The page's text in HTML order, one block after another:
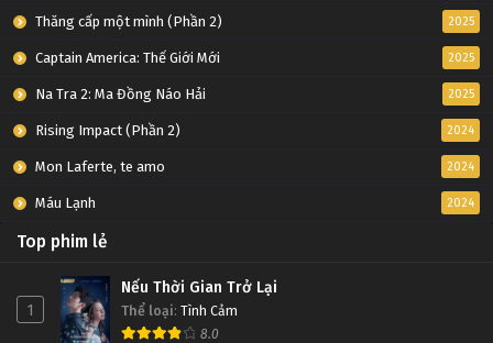
Thăng cấp một mình (Phần 2) 2025
Captain America: Thế Giới Mới 2025
Na Tra 2: Ma Đồng Náo Hải 2025
Rising Impact (Phần 2) 2024
Mon Laferte, te amo 2024
Máu Lạnh 2024
Top phim lẻ
1
Nếu Thời Gian Trở Lại
Thể loại: Tình Cảm
8.0